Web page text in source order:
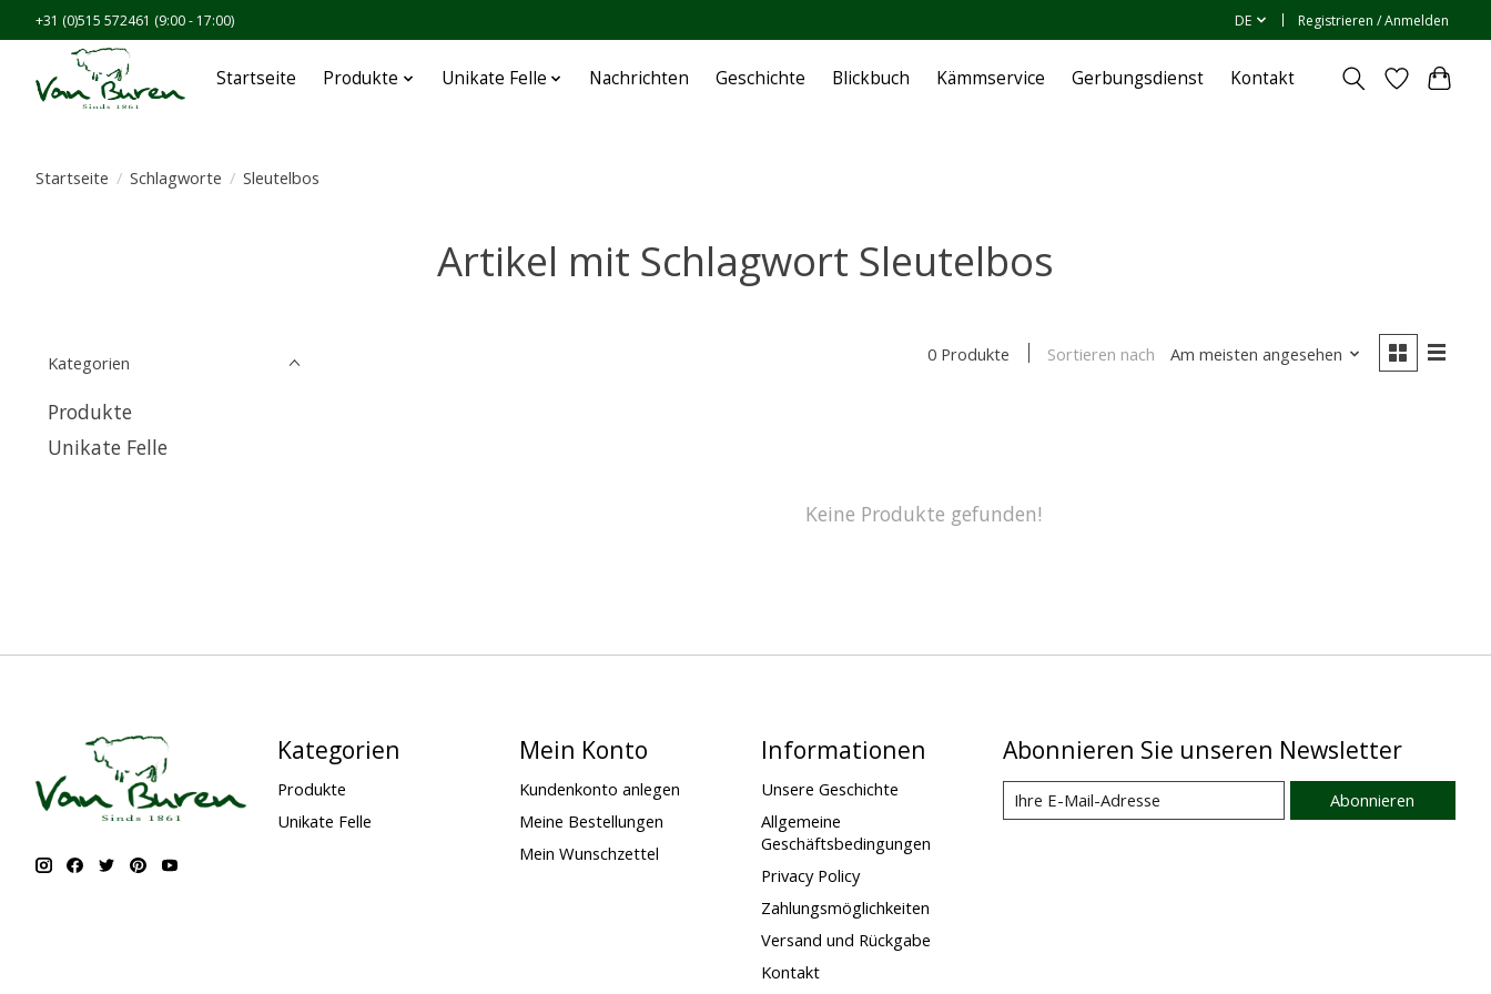
+31 (0)515 572461 (9:00 - 17:00) DE Registrieren / Anmelden
Startseite Produkte Unikate Felle Nachrichten Geschichte Blickbuch Kämmservice Gerbungsdienst Kontakt
Startseite / Schlagworte / Sleutelbos
Artikel mit Schlagwort Sleutelbos
Kategorien
Produkte
Unikate Felle
0 Produkte Sortieren nach Am meisten angesehen
Keine Produkte gefunden!
Kategorien
Produkte
Unikate Felle
Mein Konto
Kundenkonto anlegen
Meine Bestellungen
Mein Wunschzettel
Informationen
Unsere Geschichte
Allgemeine
Geschäftsbedingungen
Privacy Policy
Zahlungsmöglichkeiten
Versand und Rückgabe
Kontakt
Abonnieren Sie unseren Newsletter
Abonnieren